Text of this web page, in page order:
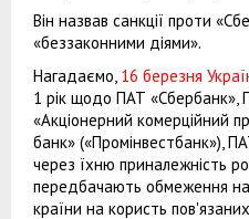
Він назвав санкції проти
«беззаконними діями».
Нагадаємо,16 березня
1 рік щодо ПАТ «Сбербанк»,
«Акціонерний комерційний
банк» («Промінвестбанк»),
через їхню приналежність
передбачають обмеження на
країни на користь пов'язаних